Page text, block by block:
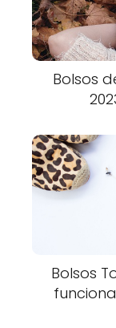
Bolsos
Bolsos